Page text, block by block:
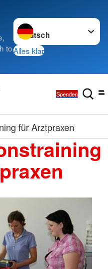
to
Sprache wechseln zu
Alles klar
Spenden
für Arztpraxen